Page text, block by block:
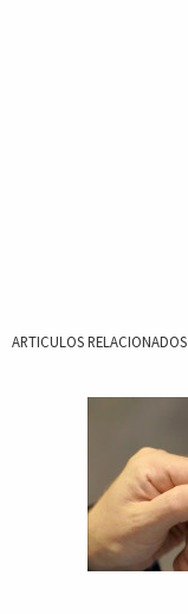
ARTICULOS RELACIONADOS